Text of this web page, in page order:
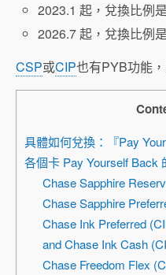
2023.1 起，兌換比例
2026.7 起，兌換比例
CSP或CIP也有PYB功能
具體如何兌換：『Pay
各個卡 Pay Yourself Back
Chase Sapphire
Chase Sapphire
Chase Ink Preferred
and Chase Ink Cash
Chase Freedom Flex